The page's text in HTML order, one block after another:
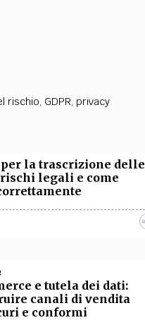
rischio, GDPR, privacy
la trascrizione delle
legali e come
e tutela dei dati:
canali di vendita
e conformi